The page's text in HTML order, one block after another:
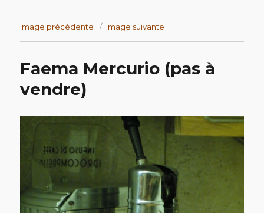
Image précédente Image suivante
Faema Mercurio (pas à
vendre)